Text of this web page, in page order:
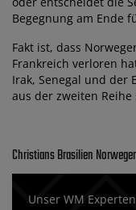
Begegnung am Ende
Fakt ist, dass
Frankreich verloren
Irak, Senegal und der
aus der zweiten
Christians Brasilien
Unser WM